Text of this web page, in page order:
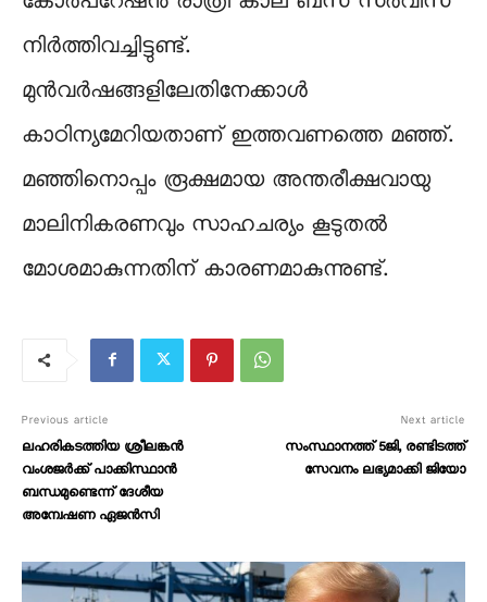
നിർത്തിവച്ചിട്ടുണ്ട്.
മുൻവർഷങ്ങളിലേതിനേക്കാൾ
കാഠിന്യമേറിയതാണ് ഇത്തവണത്തെ മഞ്ഞ്.
മഞ്ഞിനൊപ്പം രൂക്ഷമായ അന്തരീക്ഷവായു
മാലിനികരണവും സാഹചര്യം കൂടുതൽ
മോശമാകുന്നതിന് കാരണമാകുന്നുണ്ട്.
Previous article
ലഹരികടത്തിയ ശ്രീലങ്കൻ
വംശജർക്ക് പാക്കിസ്ഥാൻ
ബന്ധമുണ്ടെന്ന് ദേശീയ
അന്വേഷണ ഏജൻസി
Next article
സംസ്ഥാനത്ത് 5ജി, രണ്ടിടത്ത്
സേവനം ലഭ്യമാക്കി ജിയോ